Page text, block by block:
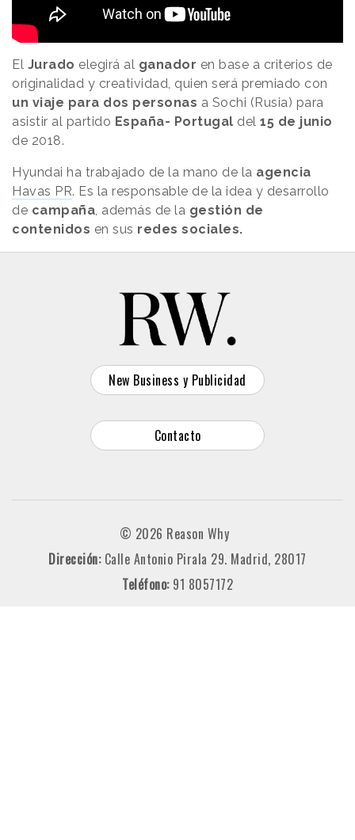
El Jurado elegirá al ganador en base a criterios de
originalidad y creatividad, quien será premiado con
un viaje para dos personas a Sochi (Rusia) para
asistir al partido España- Portugal del 15 de junio
de 2018.
Hyundai ha trabajado de la mano de la agencia
Havas PR. Es la responsable de la idea y desarrollo
de campaña, además de la gestión de
contenidos en sus redes sociales.
New Business y Publicidad
Contacto
© 2026 Reason Why
Dirección: Calle Antonio Pirala 29. Madrid, 28017
Teléfono: 91 8057172